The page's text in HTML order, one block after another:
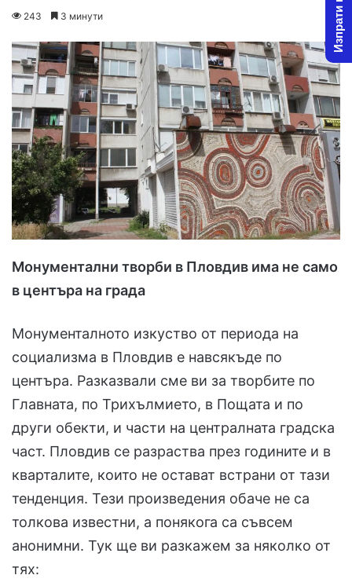
l
o
w
o
n
d
a
n
e
m
a
i
l
243 3 минути
Монументални творби в Пловдив има не само
в центъра на града
Монументалното изкуство от периода на
социализма в Пловдив е навсякъде по
центъра. Разказвали сме ви за творбите по
Главната, по Трихълмието, в Пощата и по
други обекти, и части на централната градска
част. Пловдив се разраства през годините и в
кварталите, които не остават встрани от тази
тенденция. Тези произведения обаче не са
толкова известни, а понякога са съвсем
анонимни. Тук ще ви разкажем за няколко от
тях: